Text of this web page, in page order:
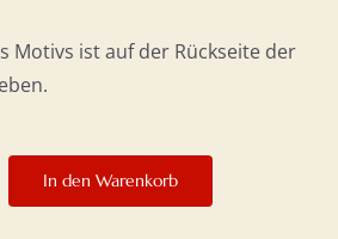
Motivs ist auf der Rückseite der
In den Warenkorb